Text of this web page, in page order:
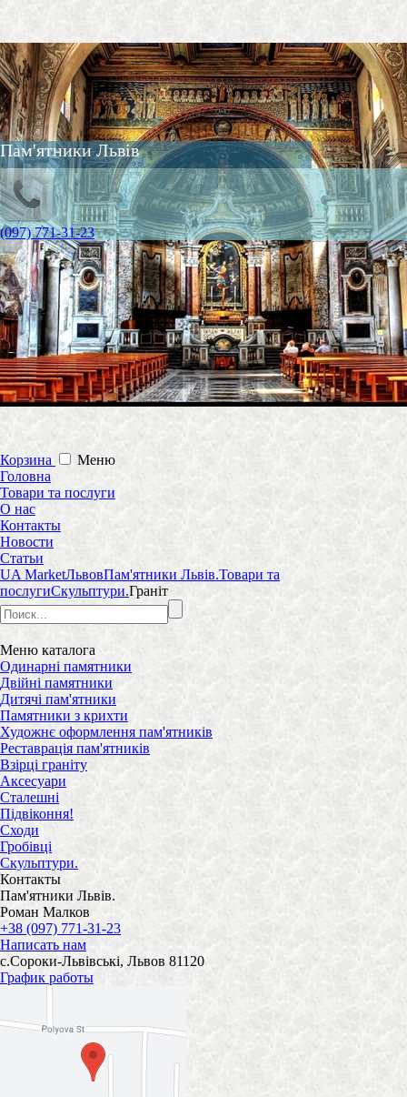
Пам'ятники Львів
(097) 771-31-23
Корзина
Меню
Головна
Товари та послуги
О нас
Контакты
Новости
Статьи
UA MarketЛьвовПам'ятники Львів.Товари та
послугиСкульптури.Граніт
Меню каталога
Одинарні памятники
Двійні памятники
Дитячі пам'ятники
Памятники з крихти
Художнє оформлення пам'ятників
Реставрація пам'ятників
Взірці граніту
Аксесуари
Сталешні
Підвіконня!
Сходи
Гробівці
Скульптури.
Контакты
Пам'ятники Львів.
Роман Малков
+38 (097) 771-31-23
Написать нам
с.Сороки-Львівські, Львов 81120
График работы